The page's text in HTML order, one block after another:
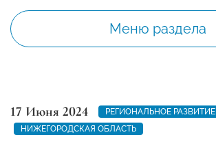
Меню раздела
17 Июня 2024
РЕГИОНАЛЬНОЕ РАЗВИТИЕ
НИЖЕГОРОДСКАЯ ОБЛАСТЬ